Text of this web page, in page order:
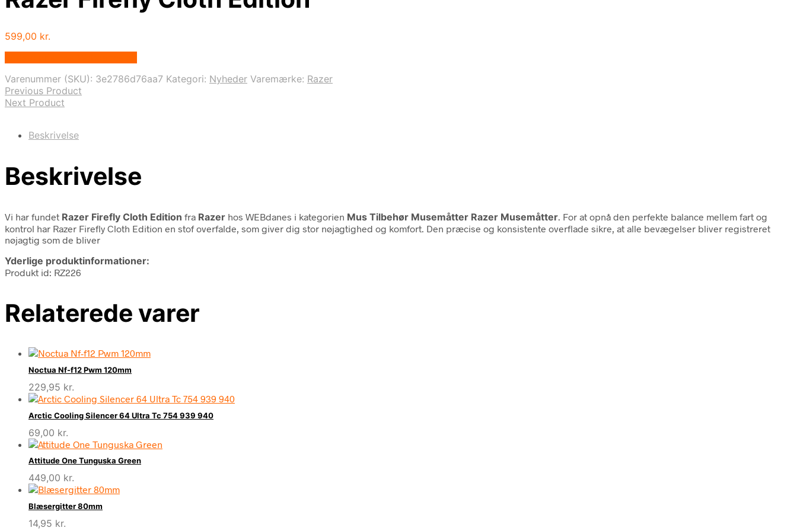
599,00 kr.
Varenummer (SKU): 3e2786d76aa7 Kategori: Nyheder Varemærke: Razer
Previous Product
Next Product
Beskrivelse
Beskrivelse
Vi har fundet Razer Firefly Cloth Edition fra Razer hos WEBdanes i kategorien Mus Tilbehør Musemåtter Razer Musemåtter . For at opnå den perfekte balance mellem fart og
kontrol har Razer Firefly Cloth Edition en stof overfalde, som giver dig stor nøjagtighed og komfort. Den præcise og konsistente overflade sikre, at alle bevægelser bliver registreret
nøjagtig som de bliver
Yderlige produktinformationer:
Produkt id: RZ226
Relaterede varer
Noctua Nf-f12 Pwm 120mm
229,95 kr.
Arctic Cooling Silencer 64 Ultra Tc 754 939 940
69,00 kr.
Attitude One Tunguska Green
449,00 kr.
Blæsergitter 80mm
14,95 kr.